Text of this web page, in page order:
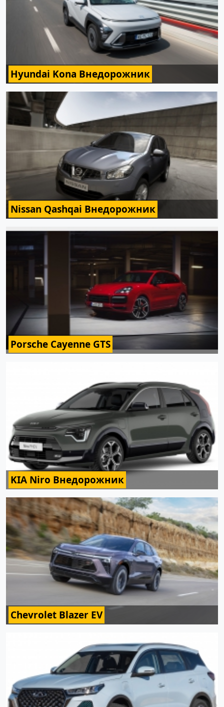
Hyundai Kona Внедорожник
Nissan Qashqai Внедорожник
Porsche Cayenne GTS
KIA Niro Внедорожник
Chevrolet Blazer EV